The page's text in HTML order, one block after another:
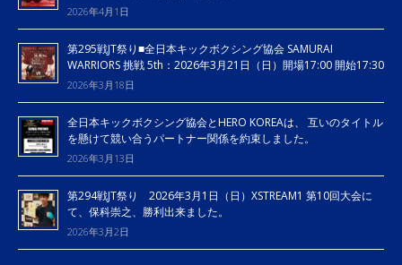
2026年4月1日
第295戦JT祭り■全日本キックボクシング協会 SAMURAI
WARRIORS 挑戦 5th：2026年3月21日（日）開場17:00 開始17:30
2026年3月18日
全日本キックボクシング協会とHERO KOREAは、 互いのタイトル
を懸けて競い合うパートナー関係を約束しました。
2026年3月13日
第294戦JT祭り 2026年3月1日（日）XSTREAM1 第10回大会に
て、保科崇之、勝利出来ました。
2026年3月2日